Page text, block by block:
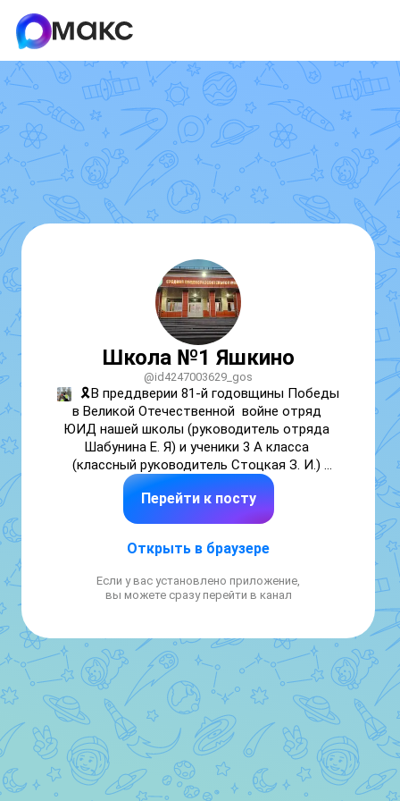
Школа №1 Яшкино
@id4247003629_gos
🎗В преддверии 81-й годовщины Победы
в Великой Отечественной  войне отряд
ЮИД нашей школы (руководитель отряда
Шабунина Е. Я) и ученики 3 А класса
(классный руководитель Стоцкая З. И.)
приняли участие в патриотической акции
"Гордимся победой". Учащиеся сказали
спасибо тем, кто подарил им мирное небо
В данной акции приняли участие сотрудники
В.).
профилактику дорожной безопасности.
#ЮныеИнспектораДвижения
#ДеньПобеды81
#ЮИДзаПобедублагодарит
Перейти к посту
Открыть в браузере
Если у вас установлено приложение,
вы можете сразу перейти в канал